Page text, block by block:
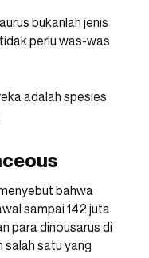
bukanlah jenis
perlu was-was
adalah spesies
bahwa
sampai 142 juta
para dinousarus di
salah satu yang